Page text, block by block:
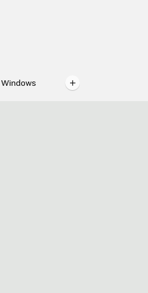
Windows